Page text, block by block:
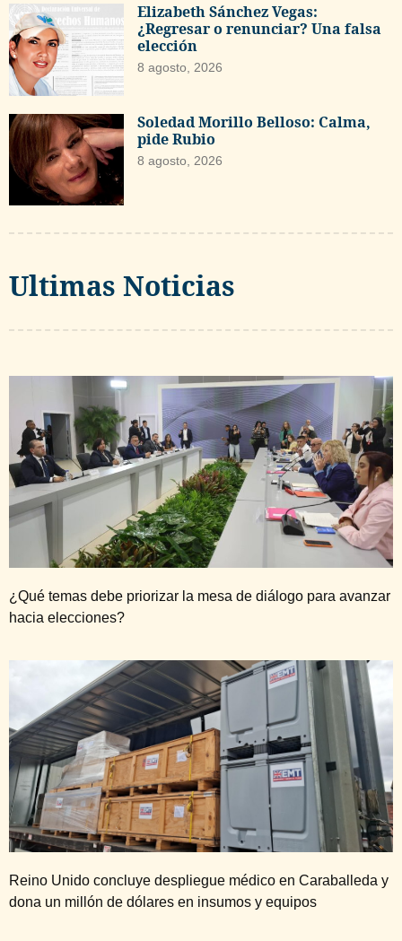
Elizabeth Sánchez Vegas:
¿Regresar o renunciar? Una falsa
elección
8 agosto, 2026
Soledad Morillo Belloso: Calma,
pide Rubio
8 agosto, 2026
Ultimas Noticias
¿Qué temas debe priorizar la mesa de diálogo para avanzar
hacia elecciones?
Reino Unido concluye despliegue médico en Caraballeda y
dona un millón de dólares en insumos y equipos